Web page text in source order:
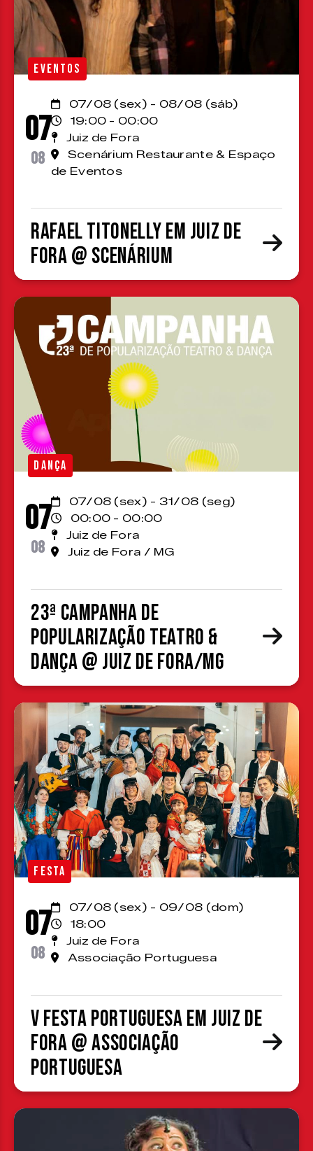
EVENTOS
07
08
07/08 (sex) - 08/08 (sáb)
19:00 - 00:00
Juiz de Fora
Scenárium Restaurante & Espaço
de Eventos
Rafael Titonelly em Juiz de
Fora @ Scenárium
DANÇA
07
08
07/08 (sex) - 31/08 (seg)
00:00 - 00:00
Juiz de Fora
Juiz de Fora / MG
23ª Campanha de
Popularização Teatro &
Dança @ Juiz de Fora/MG
FESTA
07
08
07/08 (sex) - 09/08 (dom)
18:00
Juiz de Fora
Associação Portuguesa
V Festa Portuguesa em Juiz de
Fora @ Associação
Portuguesa